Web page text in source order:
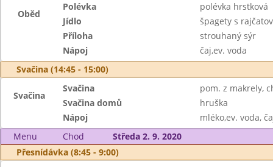
Oběd
Polévka
polévka hrstková
Jídlo
špagety s
Příloha
strouhaný sýr
Nápoj
čaj,ev. voda
Svačina (14:45 - 15:00)
Svačina
Svačina
pom. z makrely,
Svačina domů
hruška
Nápoj
mléko,ev. voda,
Menu
Chod
Středa 2. 9. 2020
Přesnídávka (8:45 - 9:00)